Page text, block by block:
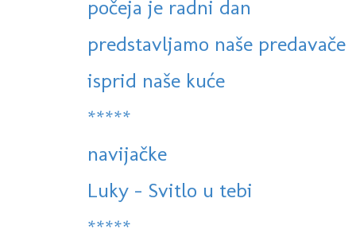
počeja je radni dan
predstavljamo naše predavače
isprid naše kuće
*****
navijačke
Luky - Svitlo u tebi
*****